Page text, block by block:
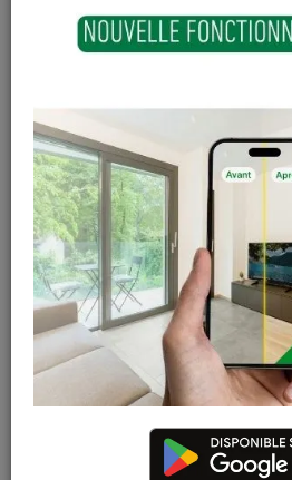
Sur commande
Gosselies
Court-St-Etienne
Cuesmes
Contactez Diffusion Menuiserie
réapprovisionnement pour ce
Les teintes, nuances et veinages
varier par rapport au produit réel